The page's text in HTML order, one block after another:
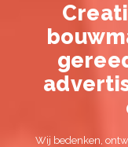
Wij bedenken,